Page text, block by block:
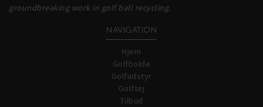
groundbreaking work in golf ball recycling.
NAVIGATION
Hjem
Golfbolde
Golfudstyr
Golftøj
Tilbud